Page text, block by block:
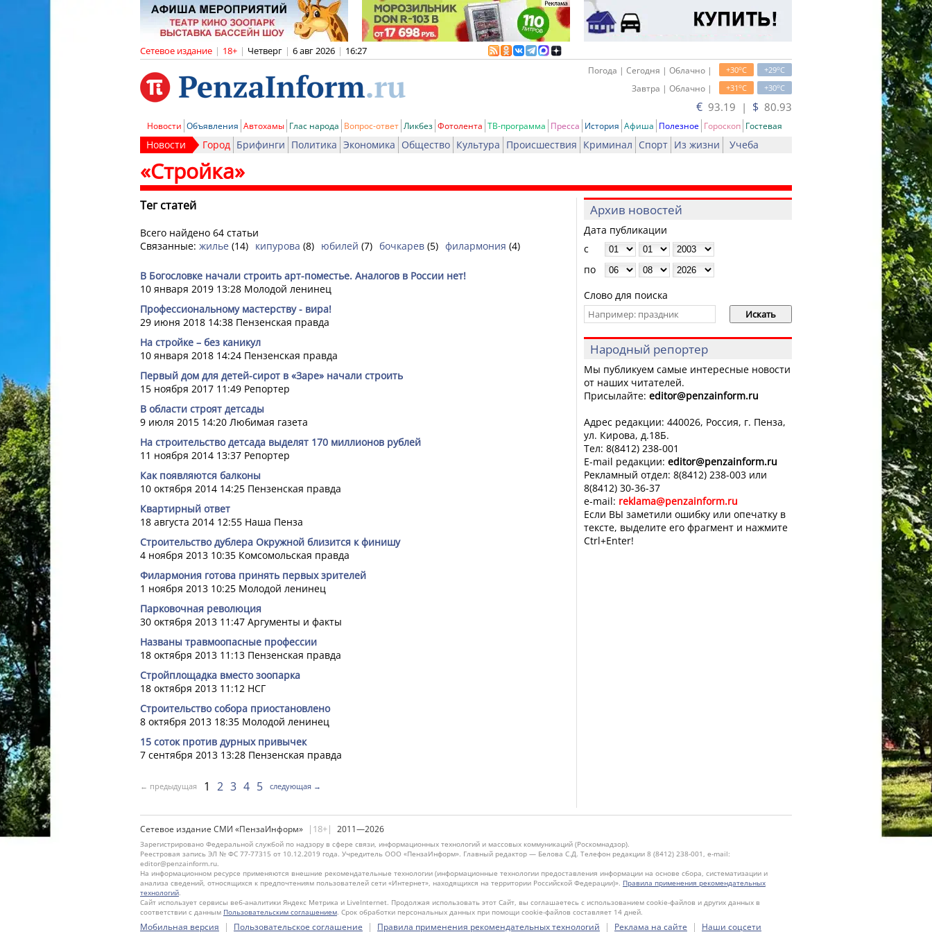
Сетевое издание | 18+ | Четверг | 6 авг 2026 | 16:27
+29oC
+30oC
Погода | Сегодня | Облачно |
+30oC
+31oC
Завтра | Облачно |
€ 93.19 | $ 80.93
Новости Объявления Автохамы Глас народа Вопрос-ответ Ликбез Фотолента ТВ-программа Пресса История Афиша Полезное Гороскоп Гостевая
Новости Город Брифинги Политика Экономика Общество Культура Происшествия Криминал Спорт Из жизни Учеба
«Стройка»
Тег статей
Всего найдено 64 статьи
Связанные: жилье (14) кипурова (8) юбилей (7) бочкарев (5) филармония (4)
В Богословке начали строить арт-­поместье. Аналогов в России нет!
10 января 2019 13:28 Молодой ленинец
Профессиональному мастерству - вира!
29 июня 2018 14:38 Пензенская правда
На стройке – без каникул
10 января 2018 14:24 Пензенская правда
Первый дом для детей-сирот в «Заре» начали строить
15 ноября 2017 11:49 Репортер
В области строят детсады
9 июля 2015 14:20 Любимая газета
На строительство детсада выделят 170 миллионов рублей
11 ноября 2014 13:37 Репортер
Как появляются балконы
10 октября 2014 14:25 Пензенская правда
Квартирный ответ
18 августа 2014 12:55 Наша Пенза
Строительство дублера Окружной близится к финишу
4 ноября 2013 10:35 Комсомольская правда
Филармония готова принять первых зрителей
1 ноября 2013 10:25 Молодой ленинец
Парковочная революция
30 октября 2013 11:47 Аргументы и факты
Названы травмоопасные профессии
18 октября 2013 11:13 Пензенская правда
Стройплощадка вместо зоопарка
18 октября 2013 11:12 НСГ
Строительство собора приостановлено
8 октября 2013 18:35 Молодой ленинец
15 соток против дурных привычек
7 сентября 2013 13:28 Пензенская правда
← предыдущая 1 2 3 4 5 следующая →
Архив новостей
Дата публикации
с
по
Слово для поиска
Народный репортер
Мы публикуем самые интересные новости
от наших читателей.
Присылайте: editor@penzainform.ru
Адрес редакции: 440026, Россия, г. Пенза,
ул. Кирова, д.18Б.
Тел: 8(8412) 238-001
E-mail редакции: editor@penzainform.ru
Рекламный отдел: 8(8412) 238-003 или
8(8412) 30-36-37
e-mail: reklama@penzainform.ru
Если ВЫ заметили ошибку или опечатку в
тексте, выделите его фрагмент и нажмите
Ctrl+Enter!
Сетевое издание СМИ «ПензаИнформ» |18+| 2011—2026
Зарегистрировано Федеральной службой по надзору в сфере связи, информационных технологий и массовых коммуникаций (Роскомнадзор).
Реестровая запись ЭЛ № ФС 77-77315 от 10.12.2019 года. Учредитель ООО «ПензаИнформ». Главный редактор — Белова С.Д. Телефон редакции 8 (8412) 238-001, e-mail:
editor@penzainform.ru.
На информационном ресурсе применяются внешние рекомендательные технологии (информационные технологии предоставления информации на основе сбора, систематизации и
анализа сведений, относящихся к предпочтениям пользователей сети «Интернет», находящихся на территории Российской Федерации)». Правила применения рекомендательных
технологий.
Сайт использует сервисы веб-аналитики Яндекс Метрика и LiveInternet. Продолжая использовать этот Сайт, вы соглашаетесь с использованием cookie-файлов и других данных в
соответствии с данным Пользовательским соглашением. Срок обработки персональных данных при помощи cookie-файлов составляет 14 дней.
Мобильная версия | Пользовательское соглашение | Правила применения рекомендательных технологий | Реклама на сайте | Наши соцсети